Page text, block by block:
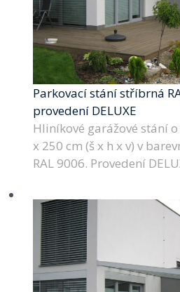
Parkovací stání stříbrná
provedení DELUXE
Hliníkové garážové stání
x 250 cm (š x h x v) v
RAL 9006. Provedení